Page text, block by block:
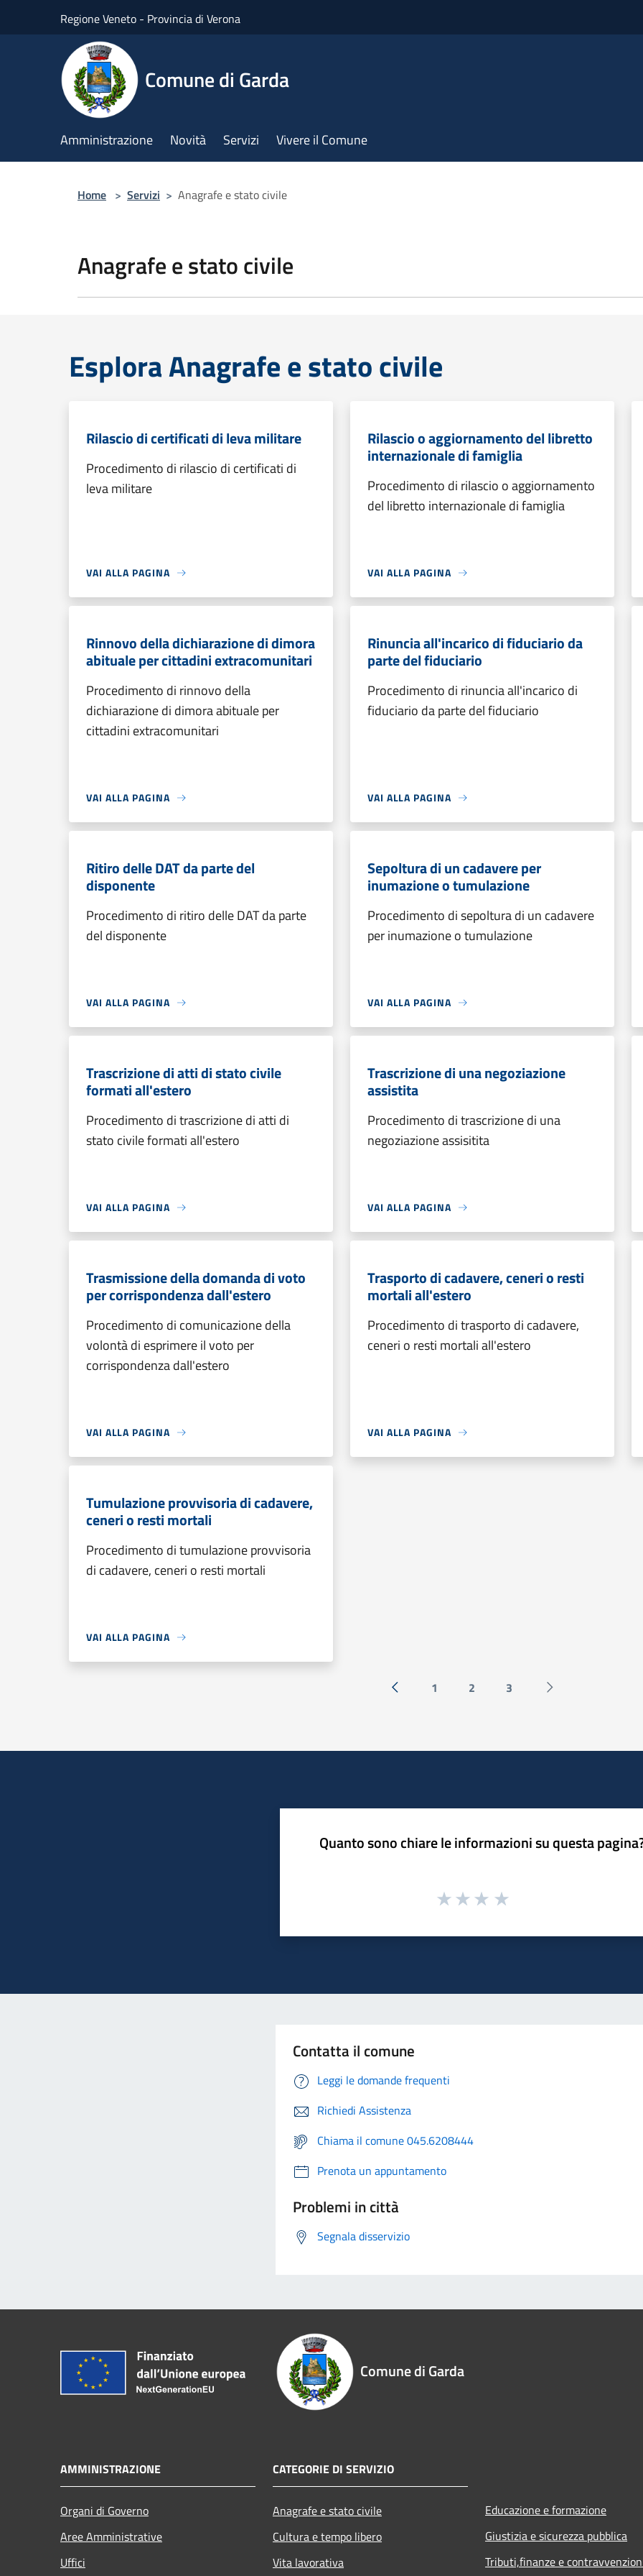
Regione Veneto - Provincia di Verona
Comune di Garda
Amministrazione Novità Servizi Vivere il Comune
Home > Servizi > Anagrafe e stato civile
Anagrafe e stato civile
Esplora Anagrafe e stato civile
Rilascio di certificati di leva militare
Procedimento di rilascio di certificati di
leva militare
VAI ALLA PAGINA
Rilascio o aggiornamento del libretto
internazionale di famiglia
Procedimento di rilascio o aggiornamento
del libretto internazionale di famiglia
VAI ALLA PAGINA
Rinnovo della dichiarazione di dimora
abituale per cittadini extracomunitari
Procedimento di rinnovo della
dichiarazione di dimora abituale per
cittadini extracomunitari
VAI ALLA PAGINA
Rinuncia all'incarico di fiduciario da
parte del fiduciario
Procedimento di rinuncia all'incarico di
fiduciario da parte del fiduciario
VAI ALLA PAGINA
Ritiro delle DAT da parte del
disponente
Procedimento di ritiro delle DAT da parte
del disponente
VAI ALLA PAGINA
Sepoltura di un cadavere per
inumazione o tumulazione
Procedimento di sepoltura di un cadavere
per inumazione o tumulazione
VAI ALLA PAGINA
Trascrizione di atti di stato civile
formati all'estero
Procedimento di trascrizione di atti di
stato civile formati all'estero
VAI ALLA PAGINA
Trascrizione di una negoziazione
assistita
Procedimento di trascrizione di una
negoziazione assisitita
VAI ALLA PAGINA
Trasmissione della domanda di voto
per corrispondenza dall'estero
Procedimento di comunicazione della
volontà di esprimere il voto per
corrispondenza dall'estero
VAI ALLA PAGINA
Trasporto di cadavere, ceneri o resti
mortali all'estero
Procedimento di trasporto di cadavere,
ceneri o resti mortali all'estero
VAI ALLA PAGINA
Tumulazione provvisoria di cadavere,
ceneri o resti mortali
Procedimento di tumulazione provvisoria
di cadavere, ceneri o resti mortali
VAI ALLA PAGINA
« Precedente
1 2 3
Successiva »
Quanto sono chiare le informazioni su questa
Contatta il comune
Leggi le domande frequenti
Richiedi Assistenza
Chiama il comune 045.6208444
Prenota un appuntamento
Problemi in città
Segnala disservizio
Comune di Garda
AMMINISTRAZIONE
Organi di Governo
Aree Amministrative
Uffici
CATEGORIE DI SERVIZIO
Anagrafe e stato civile
Cultura e tempo libero
Vita lavorativa
Educazione e formazione
Giustizia e sicurezza pubblica
Tributi,finanze e